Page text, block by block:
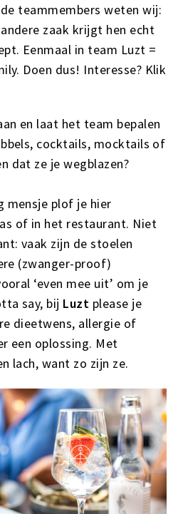
teammembers weten wij:
zaak krijgt hen echt
Eenmaal in team Luzt =
Doen dus! Interesse? Klik
en laat het team bepalen
cocktails, mocktails of
dat ze je wegblazen?
mensje plof je hier
of in het restaurant. Niet
vaak zijn de stoelen
(zwanger-proof)
‘even mee uit’ om je
say, bij Luzt please je
dieetwens, allergie of
een oplossing. Met
lach, want zo zijn ze.